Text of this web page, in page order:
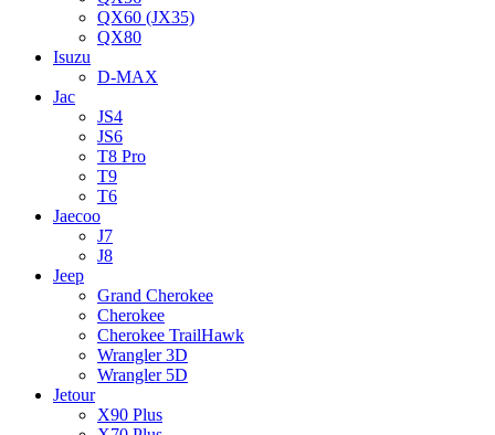
QX60 (JX35)
QX80
Isuzu
D-MAX
Jac
JS4
JS6
T8 Pro
T9
T6
Jaecoo
J7
J8
Jeep
Grand Cherokee
Cherokee
Cherokee TrailHawk
Wrangler 3D
Wrangler 5D
Jetour
X90 Plus